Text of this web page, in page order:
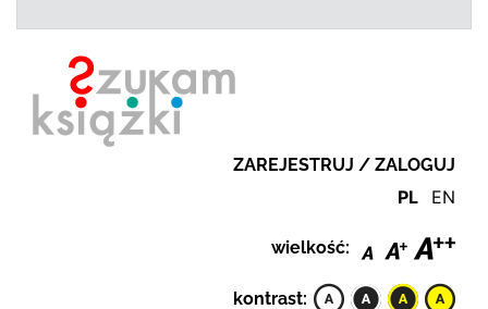
ZAREJESTRUJ / ZALOGUJ
PL EN
wielkość:
kontrast: